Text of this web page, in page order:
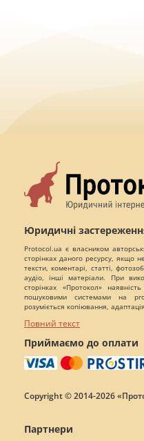
Юридичні
Protocol.ua є власником
сторінках даного ресурсу, якщо
тексти, коментарі, статті,
аудіо, інші матеріали. При
сторінках «Протокол»
пошуковими системами на
розуміється копіювання,
Повний текст
Приймаємо до оплати
Copyright © 2014-2026
Партнери